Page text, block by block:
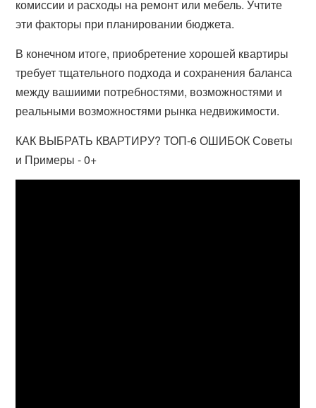
комиссии и расходы на ремонт или мебель. Учтите
эти факторы при планировании бюджета.
В конечном итоге, приобретение хорошей квартиры
требует тщательного подхода и сохранения баланса
между вашиими потребностями, возможностями и
реальными возможностями рынка недвижимости.
КАК ВЫБРАТЬ КВАРТИРУ? ТОП-6 ОШИБОК Советы
и Примеры - 0+